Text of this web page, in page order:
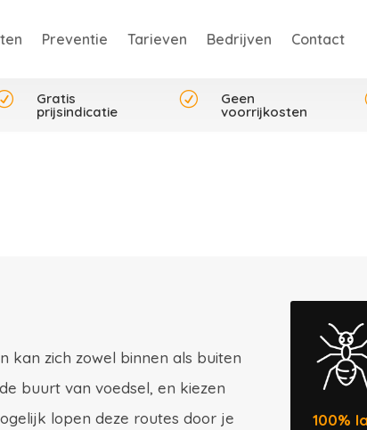
Preventie Tarieven Bedrijven Contact
Gratis
prijsindicatie
R Geen
voorrijkosten
kan zich zowel binnen als buiten
buurt van voedsel, en kiezen
lopen deze routes door je
100%